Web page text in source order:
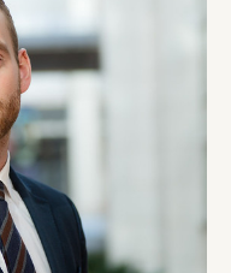
under